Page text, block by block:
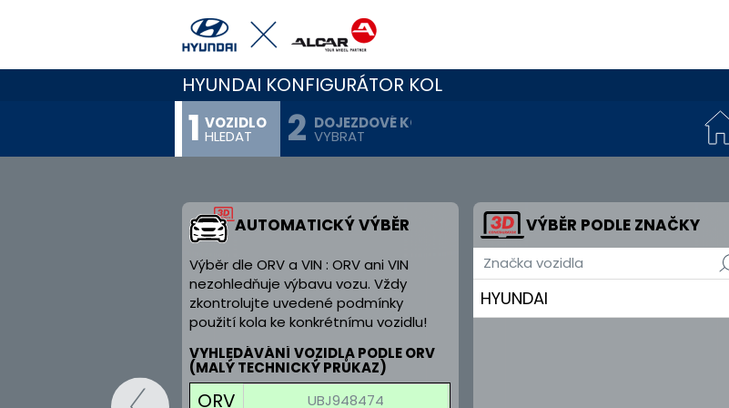
HYUNDAI KONFIGURÁTOR KOL
VOZIDLO
HLEDAT
DOJEZDOVÉ KOLO
VYBRAT
AUTOMATICKÝ VÝBĚR
Výběr dle ORV a VIN : ORV ani VIN
nezohledňuje výbavu vozu. Vždy
zkontrolujte uvedené podmínky
použití kola ke konkrétnímu vozidlu!
VYHLEDÁVÁNÍ VOZIDLA PODLE ORV
(MALÝ TECHNICKÝ PRŮKAZ)
ORV
VÝBĚR PODLE ZNAČKY
Značka vozidla
HYUNDAI